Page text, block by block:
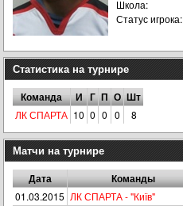
Школа:
Статус игрока:
Статистика на турнире
Команда И Г П О Шт
ЛК СПАРТА 10 0 0 0 8
Матчи на турнире
Дата Команды
01.03.2015 ЛК СПАРТА - "Київ"